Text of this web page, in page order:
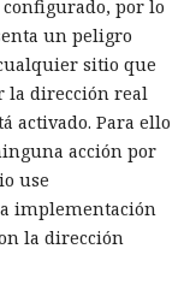
por lo
un peligro
sitio que
la dirección real
activado. Para ello
acción por
use
implementación
la dirección